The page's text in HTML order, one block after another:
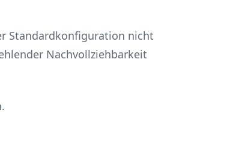
Standardkonfiguration nicht
Nachvollziehbarkeit